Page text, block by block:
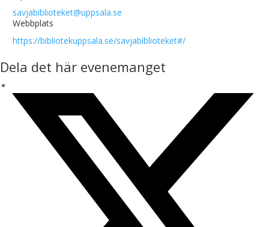
savjabiblioteket@uppsala.se
Webbplats
https://bibliotekuppsala.se/savjabiblioteket#/
Dela det här evenemanget